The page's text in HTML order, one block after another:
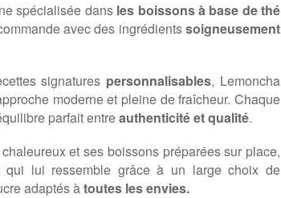
spécialisée dans les boissons à base de thé
avec des ingrédientssoigneusement
signatures personnalisables, Lemoncha
moderne et pleine de fraîcheur. Chaque
parfait entreauthenticité et qualité.
et ses boissons préparées sur place,
qui lui ressemble grâce à un large choix de
adaptés àtoutes les envies.